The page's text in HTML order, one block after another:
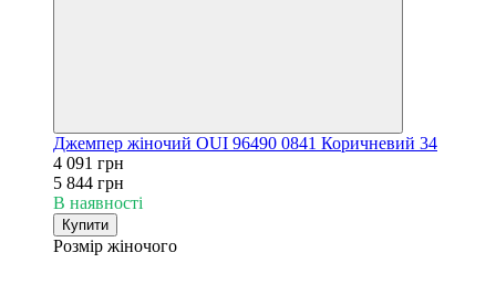
Джемпер жіночий OUI 96490 0841 Коричневий 34
4 091 грн
5 844 грн
В наявності
Купити
Розмір жіночого